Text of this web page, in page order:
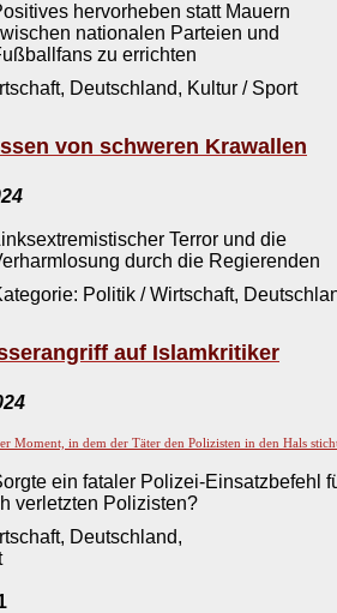
hervorheben statt Mauern
nationalen Parteien und
zu errichten
Deutschland, Kultur / Sport
von schweren Krawallen
Terror und die
durch die Regierenden
Politik / Wirtschaft,
auf Islamkritiker
Moment, in dem der Täter den Polizisten in den Hals
ein fataler Polizei-Einsatzbefehl
verletzten Polizisten?
Deutschland,